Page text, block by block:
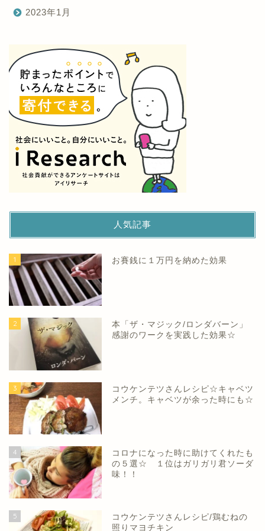
2023年1月
人気記事
1 お賽銭に１万円を納めた効果
2
本「ザ・マジック/ロンダバーン」
感謝のワークを実践した効果☆
3
コウケンテツさんレシピ☆キャベツ
メンチ。キャベツが余った時にも☆
4
コロナになった時に助けてくれたも
の５選☆ １位はガリガリ君ソーダ
味！！
5
コウケンテツさんレシピ/鶏むねの
照りマヨチキン